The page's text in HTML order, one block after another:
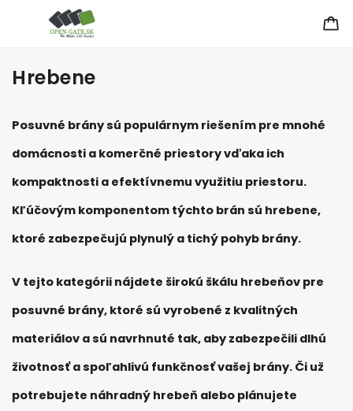
Hrebene
Posuvné brány sú populárnym riešením pre mnohé
domácnosti a komerčné priestory vďaka ich
kompaktnosti a efektívnemu využitiu priestoru.
Kľúčovým komponentom týchto brán sú hrebene,
ktoré zabezpečujú plynulý a tichý pohyb brány.
V tejto kategórii nájdete širokú škálu hrebeňov pre
posuvné brány, ktoré sú vyrobené z kvalitných
materiálov a sú navrhnuté tak, aby zabezpečili dlhú
životnosť a spoľahlivú funkčnosť vašej brány. Či už
potrebujete náhradný hrebeň alebo plánujete